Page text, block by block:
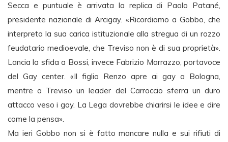
Secca e puntuale è arrivata la replica di Paolo Patané,
presidente nazionale di Arcigay. «Ricordiamo a Gobbo, che
interpreta la sua carica istituzionale alla stregua di un rozzo
feudatario medioevale, che Treviso non è di sua proprietà».
Lancia la sfida a Bossi, invece Fabrizio Marrazzo, portavoce
del Gay center. «Il figlio Renzo apre ai gay a Bologna,
mentre a Treviso un leader del Carroccio sferra un duro
attacco veso i gay. La Lega dovrebbe chiarirsi le idee e dire
come la pensa».
Ma ieri Gobbo non si è fatto mancare nulla e sui rifiuti di